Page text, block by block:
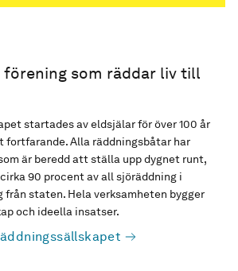
förening som räddar liv till
startades av eldsjälar för över 100 år
fortfarande. Alla räddningsbåtar har
är beredd att ställa upp dygnet runt,
90 procent av all sjöräddning i
från staten. Hela verksamheten bygger
och ideella insatser.